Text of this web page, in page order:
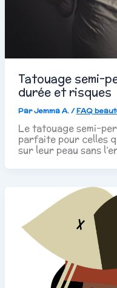
Tatouage semi-
durée et risques
ParJemma A./FAQ
Le tatouage semi-
parfaite pour celles
sur leur peau sans